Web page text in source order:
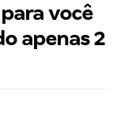
você
apenas 2